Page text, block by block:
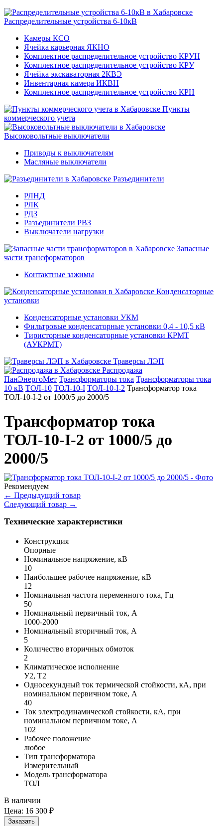
Распределительные устройства 6-10кВ
Камеры КСО
Ячейка карьерная ЯКНО
Комплектное распределительное устройство КРУН
Комплектное распределительное устройство КРУ
Ячейка экскаваторная 2КВЭ
Инвентарная камера ИКВН
Комплектное распределительное устройство КРН
Пункты
коммерческого учета
Высоковольтные выключатели
Приводы к выключателям
Масляные выключатели
Разъединители
РЛНД
РЛК
РДЗ
Разъединители РВЗ
Выключатели нагрузки
Запасные
части трансформаторов
Контактные зажимы
Конденсаторные
установки
Конденсаторные установки УКМ
Фильтровые конденсаторные установки 0,4 - 10,5 кВ
Тиристорные конденсаторные установки КРМТ
(АУКРМТ)
Траверсы ЛЭП
Распродажа
ПанЭнергоМет Трансформаторы тока Трансформаторы тока
10 кВ ТОЛ-10 ТОЛ-10-I ТОЛ-10-I-2 Трансформатор тока
ТОЛ-10-I-2 от 1000/5 до 2000/5
Трансформатор тока
ТОЛ-10-I-2 от 1000/5 до
2000/5
Рекомендуем
← Предыдущий товар
Следующий товар →
Технические характеристики
Конструкция
Опорные
Номинальное напряжение, кВ
10
Наибольшее рабочее напряжение, кВ
12
Номинальная частота переменного тока, Гц
50
Номинальный первичный ток, А
1000-2000
Номинальный вторичный ток, А
5
Количество вторичных обмоток
2
Климатическое исполнение
У2, Т2
Односекундный ток термической стойкости, кА, при
номинальном первичном токе, А
40
Ток электродинамической стойкости, кА, при
номинальном первичном токе, А
102
Рабочее положение
любое
Тип трансформатора
Измерительный
Модель трансформатора
ТОЛ
В наличии
Цена: 16 300 ₽